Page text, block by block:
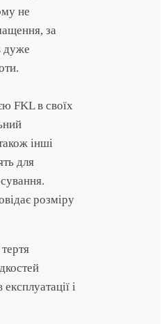
не
за
дуже
FKL в своїх
інші
для
розміру
і